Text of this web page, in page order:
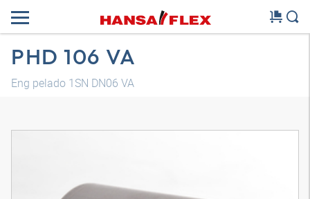
PHD 106 VA
Eng pelado 1SN DN06 VA